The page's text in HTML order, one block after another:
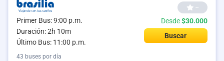
Primer Bus: 9:00 p.m.
Duración: 2h 10m
Último Bus: 11:00 p.m.
--
Desde$30.000
Buscar
43 buses por día